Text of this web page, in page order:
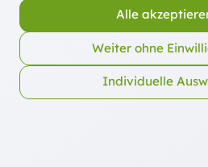
Alle
Weiter ohne
Individuelle